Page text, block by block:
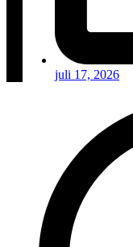
juli 17, 2026